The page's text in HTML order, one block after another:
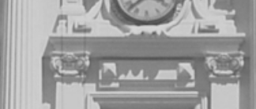
Estudiantes
Egresados